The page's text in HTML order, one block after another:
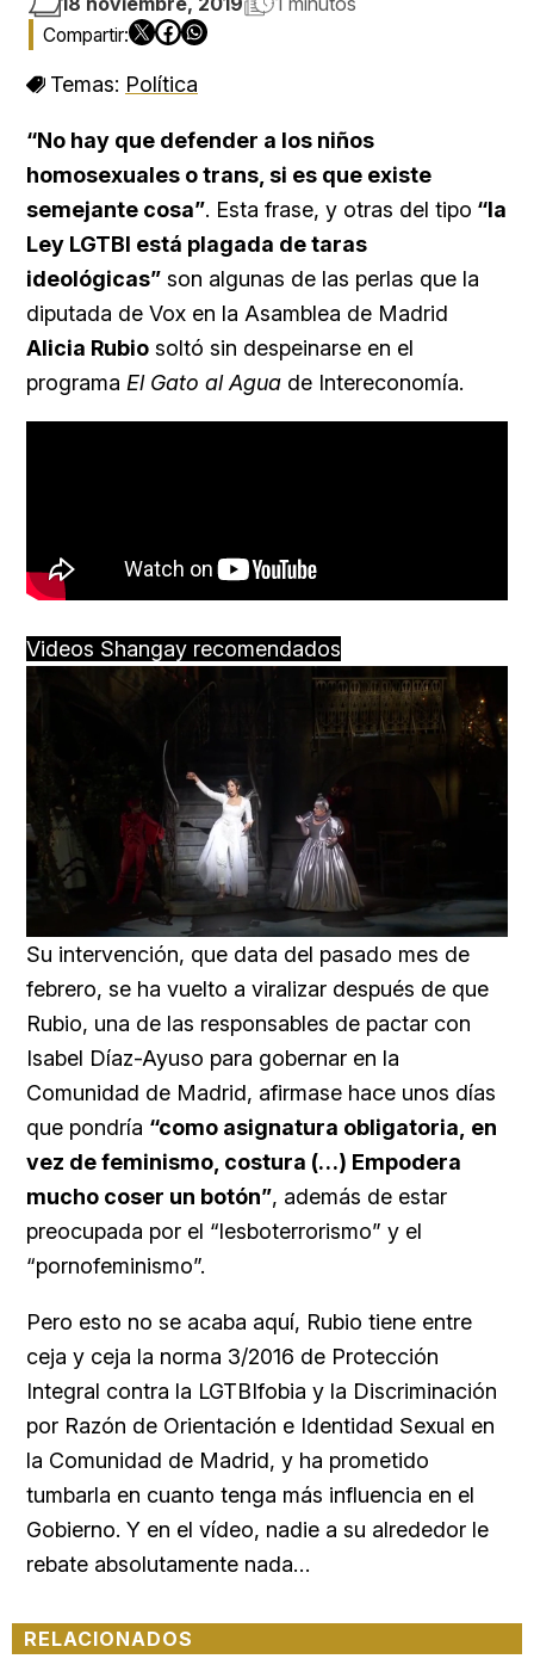
Temas: Política
“No hay que defender a los niños
homosexuales o trans, si es que existe
semejante cosa”. Esta frase, y otras del tipo “la
Ley LGTBI está plagada de taras
ideológicas” son algunas de las perlas que la
diputada de Vox en la Asamblea de Madrid
Alicia Rubio soltó sin despeinarse en el
programa El Gato al Agua de Intereconomía.
Videos Shangay recomendados
Unmute Loaded:
25.99%
Su intervención, que data del pasado mes de
febrero, se ha vuelto a viralizar después de que
Rubio, una de las responsables de pactar con
Isabel Díaz-Ayuso para gobernar en la
Comunidad de Madrid, afirmase hace unos días
que pondría “como asignatura obligatoria, en
vez de feminismo, costura (…) Empodera
mucho coser un botón”, además de estar
preocupada por el “lesboterrorismo” y el
“pornofeminismo”.
Pero esto no se acaba aquí, Rubio tiene entre
ceja y ceja la norma 3/2016 de Protección
Integral contra la LGTBIfobia y la Discriminación
por Razón de Orientación e Identidad Sexual en
la Comunidad de Madrid, y ha prometido
tumbarla en cuanto tenga más influencia en el
Gobierno. Y en el vídeo, nadie a su alrededor le
rebate absolutamente nada…
RELACIONADOS